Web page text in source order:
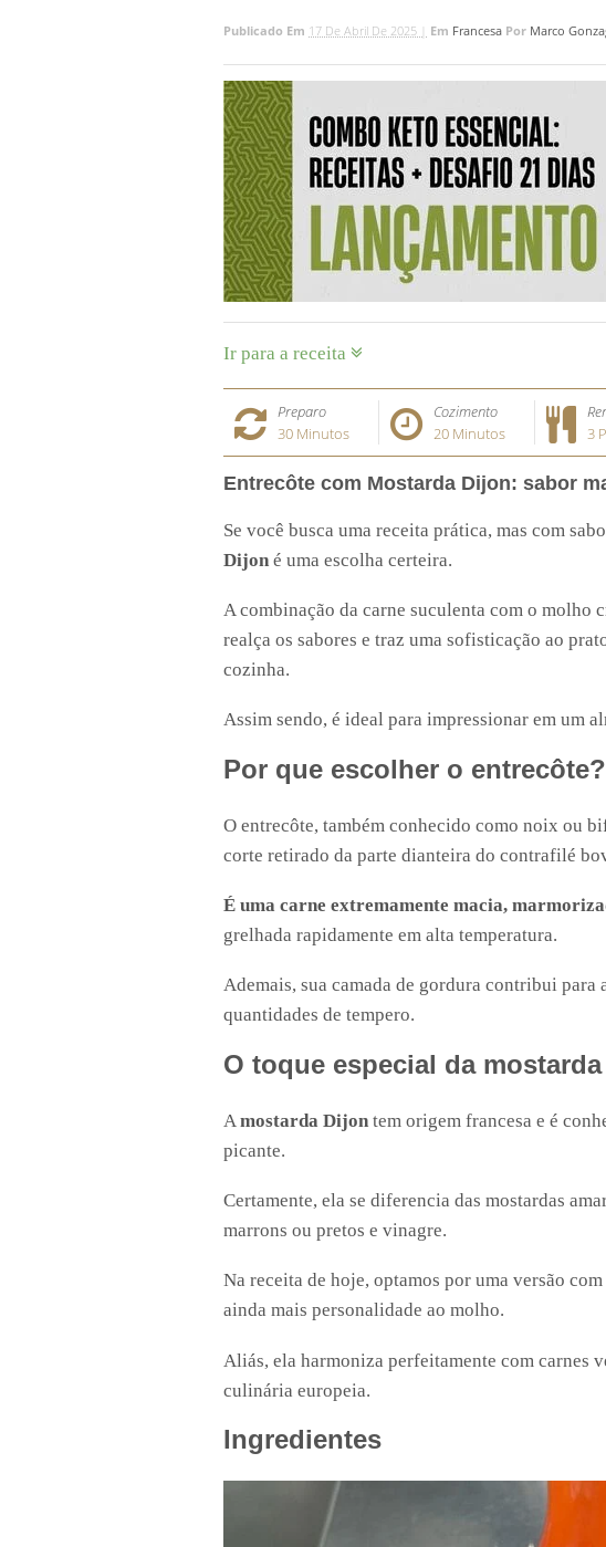
Publicado Em 17 De Abril De 2025 | Em Francesa Por Marco
Ir para a receita
Preparo
30 Minutos
Cozimento
20 Minutos
3
Entrecôte com Mostarda Dijon: sabor
Se você busca uma receita prática, mas com
Dijon é uma escolha certeira.
A combinação da carne suculenta com o molho
realça os sabores e traz uma sofisticação ao
cozinha.
Assim sendo, é ideal para impressionar em um
Por que escolher o entrecôte?
O entrecôte, também conhecido como noix ou
corte retirado da parte dianteira do contrafilé
É uma carne extremamente macia,
grelhada rapidamente em alta temperatura.
Ademais, sua camada de gordura contribui para
quantidades de tempero.
O toque especial da
Amostarda Dijon tem origem francesa e é
picante.
Certamente, ela se diferencia das mostardas
marrons ou pretos e vinagre.
Na receita de hoje, optamos por uma versão
ainda mais personalidade ao molho.
Aliás, ela harmoniza perfeitamente com carnes
culinária europeia.
Ingredientes